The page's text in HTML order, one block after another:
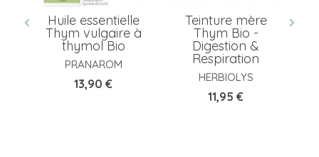
Huile essentielle
Thym vulgaire à
thymol Bio
PRANAROM
Prix
13,90 €
Teinture mère
Thym Bio -
Digestion &
Respiration
HERBIOLYS
Prix
11,95 €